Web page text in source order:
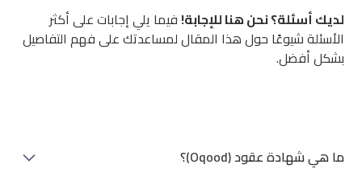
لديك أسئلة؟ نحن هنا للإجابة! فيما يلي إجابات على أكثر
الأسئلة شيوعًا حول هذا المقال لمساعدتك على فهم التفاصيل
بشكل أفضل.
ما هي شهادة عقود (Oqood)؟